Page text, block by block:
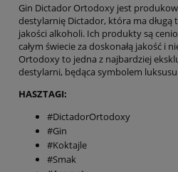
Gin Dictador Ortodoxy jest
destylarnię Dictador, która ma
jakości alkoholi. Ich produkty są
całym świecie za doskonałą jakość i
Ortodoxy to jedna z najbardziej
destylarni, będąca symbolem
HASZTAGI:
#DictadorOrtodoxy
#Gin
#Koktajle
#Smak